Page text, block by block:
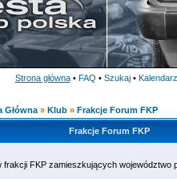
Strona główna • FAQ • Szukaj • Kalendarz
Główna » Klub » Frakcje Forum FKP
Frakcje Forum FKP
frakcji FKP zamieszkujących województwo